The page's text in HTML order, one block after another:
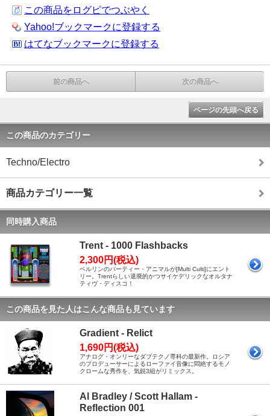
この商品をログピでつぶやく
Yahoo!ブックマークに登録する
はてなブックマークに登録する
前の商品へ 次の商品へ
ページの先頭へ戻る
この商品のカテゴリー
Techno/Electro
商品カテゴリー一覧
同時購入商品
Trent - 1000 Flashbacks
2,300円(税込)
ベルリンのパーティー・アニマルが[Multi Culti]にエント
リー。Trentらしい退廃的かつサイケデリックなオルタナ
ティヴ・ディスコ！
この商品を見た人はこんな商品も見ています
Gradient - Relict
1,690円(税込)
アナログ・オンリーなダブテクノ専科の最新作。ロシア
のプロデューサーによるローファイ音像に悶絶するモノ
クロームな秀作を、気鋭3組がリミックス。
Al Bradley / Scott Hallam -
Reflection 001